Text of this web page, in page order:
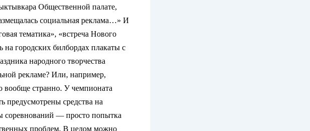
Общественной палате,
социальная реклама…» И
тематика», «встреча Нового
городских билбордах плакаты с
народного творчества
рекламе? Или, например,
странно. У чемпионата
средства на
соревнований — просто попытка
проблем. В целом можно